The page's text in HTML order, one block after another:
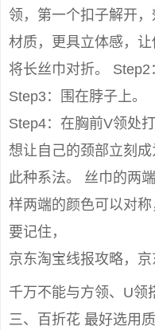
领，第一个扣子解开
材质，更具立体感，让
将长丝巾对折。 Step2
Step3：围在脖子上。
Step4：在胸前V领处
想让自己的颈部立刻
此种系法。 丝巾的两
样两端的颜色可以对
要记住，
京东淘宝线报攻略，
千万不能与方领、U领
三、百折花 最好选用